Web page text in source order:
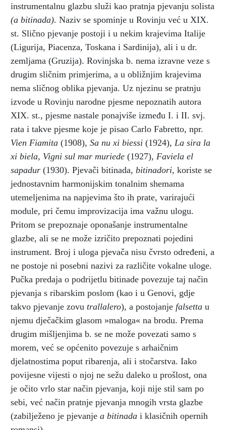
instrumentalnu glazbu služi kao pratnja pjevanju solista
(a bitinada). Naziv se spominje u Rovinju već u XIX.
st. Slično pjevanje postoji i u nekim krajevima Italije
(Ligurija, Piacenza, Toskana i Sardinija), ali i u dr.
zemljama (Gruzija). Rovinjska b. nema izravne veze s
drugim sličnim primjerima, a u obližnjim krajevima
nema sličnog oblika pjevanja. Uz njezinu se pratnju
izvode u Rovinju narodne pjesme nepoznatih autora
XIX. st., pjesme nastale ponajviše između I. i II. svj.
rata i takve pjesme koje je pisao Carlo Fabretto, npr.
Vien Fiamita (1908), Sa nu xi biessi (1924), La sira la
xi biela, Vigni sul mar muriede (1927), Faviela el
sapadur (1930). Pjevači bitinada, bitinadori, koriste se
jednostavnim harmonijskim tonalnim shemama
utemeljenima na napjevima što ih prate, varirajući
module, pri čemu improvizacija ima važnu ulogu.
Pritom se prepoznaje oponašanje instrumentalne
glazbe, ali se ne može izričito prepoznati pojedini
instrument. Broj i uloga pjevača nisu čvrsto određeni, a
ne postoje ni posebni nazivi za različite vokalne uloge.
Pučka predaja o podrijetlu bitinade povezuje taj način
pjevanja s ribarskim poslom (kao i u Genovi, gdje
takvo pjevanje zovu trallalero), a postojanje falsetta u
njemu dječačkim glasom »maloga« na brodu. Prema
drugim mišljenjima b. se ne može povezati samo s
morem, već se općenito povezuje s arhaičnim
djelatnostima poput ribarenja, ali i stočarstva. Iako
povijesne vijesti o njoj ne sežu daleko u prošlost, ona
je očito vrlo star način pjevanja, koji nije stil sam po
sebi, već način pratnje pjevanja mnogih vrsta glazbe
(zabilježeno je pjevanje a bitinada i klasičnih opernih